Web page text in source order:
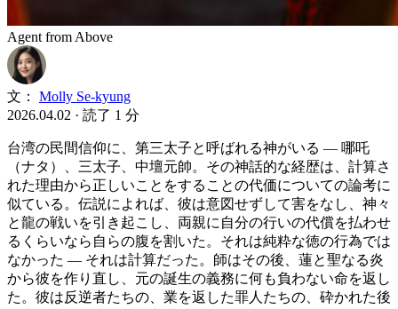
Agent from Above
文：
Molly Se-kyung
2026.04.02 · 読了 1 分
台湾の民間信仰に、第三太子と呼ばれる神がいる ― 哪吒
（ナタ）、三太子、中壇元帥。その神話的な経歴は、計算さ
れた理由から正しいことをすることの代価についての論考に
似ている。伝説によれば、彼は意図せずして害をなし、神々
と龍の戦いを引き起こし、両親に自分の行いの代償を払わせ
るくらいなら自らの腹を割いた。それは純粋な徳の行為では
なかった ― それは計算だった。師はその後、蓮と聖なる炎
から彼を作り直し、元の誕生の義務に何も負わない命を返し
た。彼は反逆者たちの、業を返した罪人たちの、砕かれた後